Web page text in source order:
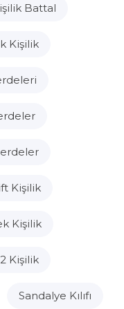
Battal
Kişilik
Kişilik
Kişilik
Kişilik
Sandalye Kılıfı